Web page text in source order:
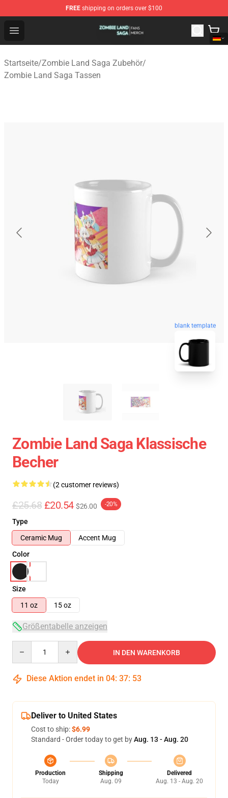
FREE shipping on orders over $100
Open menu
Zombie Land Saga Shop - Official Zombie Land Saga
Startseite/Zombie Land Saga Zubehör/
Zombie Land Saga Tassen
blank template
Zombie Land Saga Klassische
Becher
(2 customer reviews)
£25.68 £20.54 $26.00 -20%
Type
Ceramic Mug
Accent Mug
Color
Size
11 oz
15 oz
Größentabelle anzeigen
IN DEN WARENKORB
Diese Aktion endet in 04: 37: 52
Deliver to United States
Cost to ship:$6.99
Standard - Order today to get byAug. 13 - Aug. 20
Production
Today
Shipping
Aug. 09
Delivered
Aug. 13 - Aug. 20